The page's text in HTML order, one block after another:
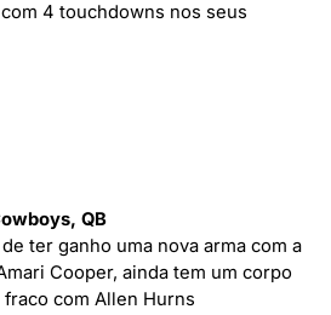
4 touchdowns nos seus
QB
ter ganho uma nova arma com a
Cooper, ainda tem um corpo
com Allen Hurns